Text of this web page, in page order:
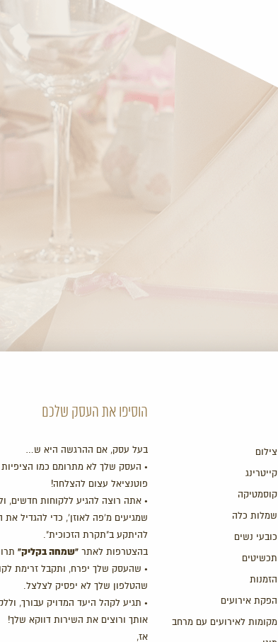
צילום
קייטרינג
קוסמטיקה
שמלות כלה
כובעי נשים
תכשיטים
הזמנות
הפקת אירועים
מקומות לאירועים עם מרחב
הוסיפו את העסק שלכם
בעל עסק, אם ההרגשה היא ש…
• העסק שלך לא מתרומם כמו
פוטנציאל עצום להצלחה!
• אתה רוצה להגיע ללקוחות חדשים,
שמגיעים מ'פה לאוזן', כדי להגדיל את
להיתקע ב"תקרת הזכוכית".
בהצטרפות לאתר "שמחה בקליק"
• שהעסק שלך יפרח, ותקבל זרימת
שהטלפון שלך לא יפסיק לצלצל.
• תגיע לקהל היעד המדויק עבורך,
אותך ורוצים את השירות דווקא שלך!
אז,